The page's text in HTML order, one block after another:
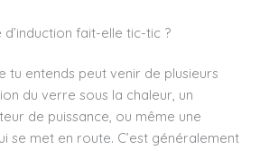
fait-elle tic-tic ?
tu entends peut venir de plusieurs
du verre sous la chaleur, un
de puissance, ou même une
se met en route. C’est généralement